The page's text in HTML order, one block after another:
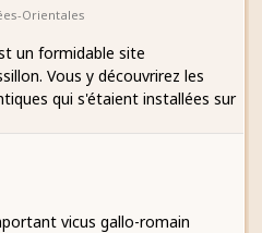
Orientales
un formidable site
Vous y découvrirez les
qui s'étaient installées sur
vicus gallo-romain